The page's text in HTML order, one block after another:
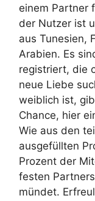
einem Partner
der Nutzer ist
aus Tunesien,
Arabien. Es
registriert, die
neue Liebe
weiblich ist,
Chance, hier
Wie aus den
ausgefüllten
Prozent der
festen
mündet.